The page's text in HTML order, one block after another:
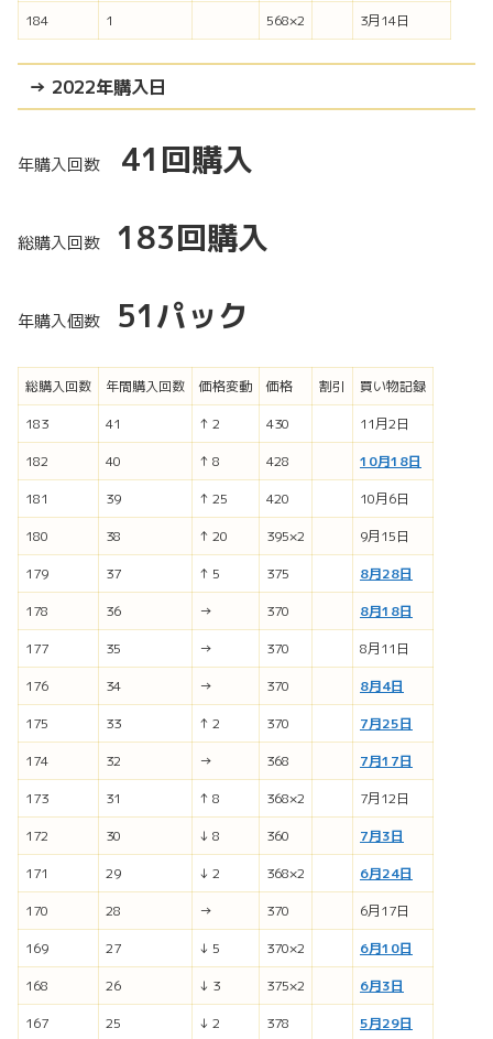
184 1 568×2 3月14日
→ 2022年購入日
年購入回数 41回購入
総購入回数 183回購入
年購入個数 51パック
総購入回数 年間購入回数 価格変動 価格 割引
買い物記録
183
41 ↑ 2 430
11月2日
182
40 ↑ 8 428
10月18日
181
39 ↑ 25 420
10月6日
180
38 ↑ 20 395×2
9月15日
179
37 ↑ 5 375
8月28日
178
36 → 370
8月18日
177
35 → 370
8月11日
176
34 → 370
8月4日
175
33 ↑ 2 370
7月25日
174
32 → 368
7月17日
173
31 ↑ 8 368×2
7月12日
172
30 ↓ 8 360
7月3日
171
29 ↓ 2 368×2
6月24日
170
28 → 370
6月17日
169
27 ↓ 5 370×2
6月10日
168
26 ↓ 3 375×2
6月3日
167
25 ↓ 2 378
5月29日